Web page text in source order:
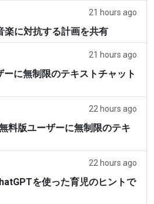
21 hours ago
楽に対抗する計画を共有
21 hours ago
に無制限のテキストチャット
22 hours ago
料版ユーザーに無制限のテキ
22 hours ago
を使った育児のヒントで